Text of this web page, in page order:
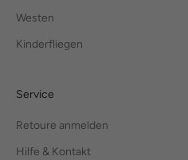
Westen
Kinderfliegen
Service
Retoure anmelden
Hilfe & Kontakt